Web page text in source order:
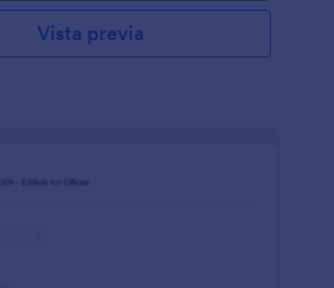
Vista previa